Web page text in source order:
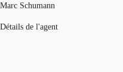
Marc Schumann
Détails de l'agent